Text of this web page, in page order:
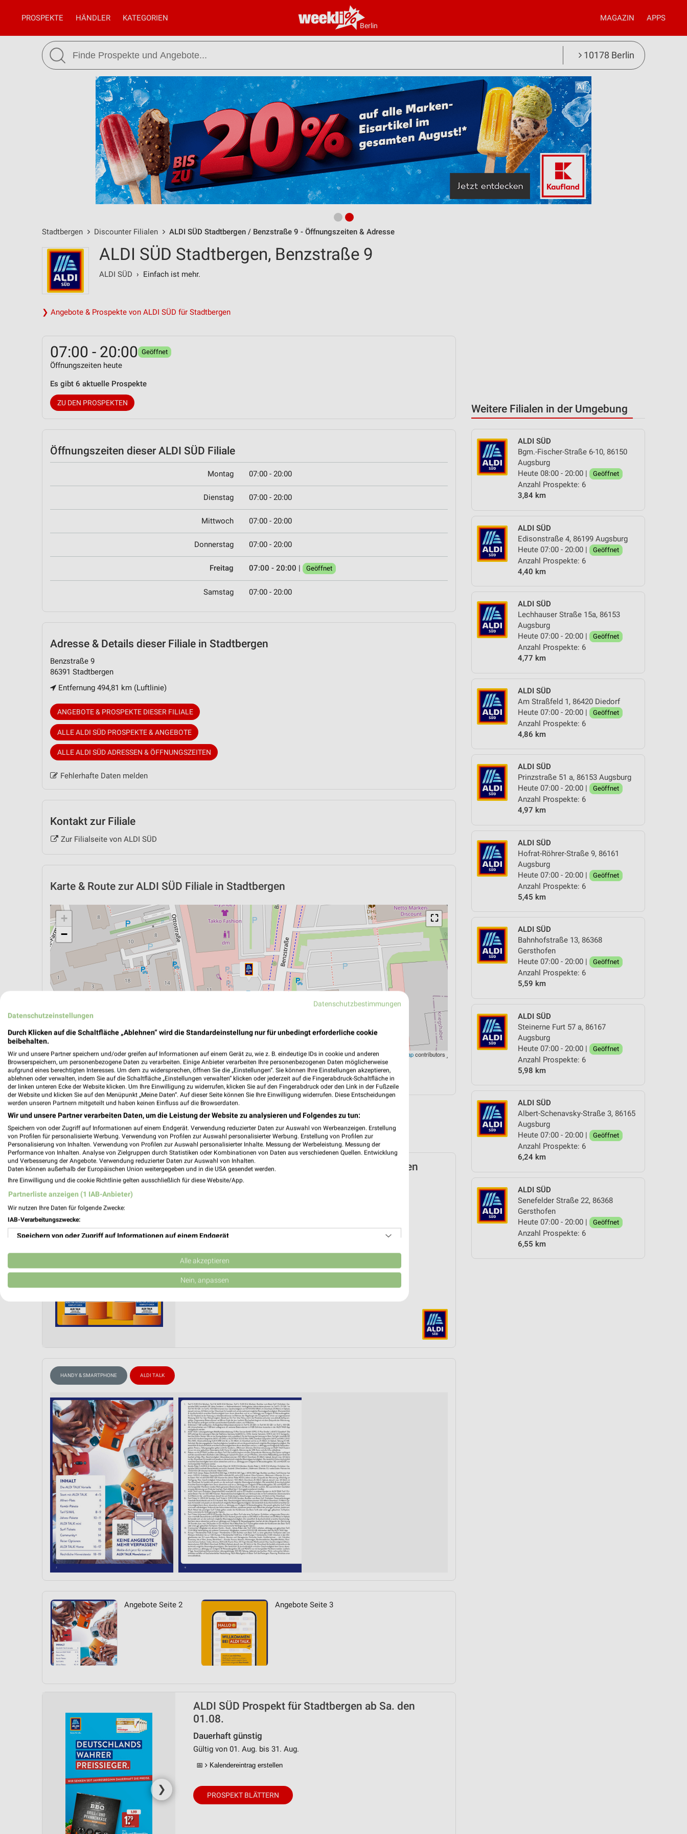
Berlin
PROSPEKTE HÄNDLER KATEGORIEN MAGAZIN APPS
10178 Berlin
Stadtbergen Discounter Filialen ALDI SÜD Stadtbergen / Benzstraße 9 - Öffnungszeiten & Adresse
Weitere Filialen in der Umgebung
ALDI SÜD
Bgm.-Fischer-Straße 6-10, 86150
Augsburg
Heute 08:00 - 20:00 |
Geöffnet
Anzahl Prospekte: 6
3,84 km
ALDI SÜD
Edisonstraße 4, 86199 Augsburg
Heute 07:00 - 20:00 |
Geöffnet
Anzahl Prospekte: 6
4,40 km
ALDI SÜD
Lechhauser Straße 15a, 86153
Augsburg
Heute 07:00 - 20:00 |
Geöffnet
Anzahl Prospekte: 6
4,77 km
ALDI SÜD
Am Straßfeld 1, 86420 Diedorf
Heute 07:00 - 20:00 |
Geöffnet
Anzahl Prospekte: 6
4,86 km
ALDI SÜD
Prinzstraße 51 a, 86153 Augsburg
Heute 07:00 - 20:00 |
Geöffnet
Anzahl Prospekte: 6
4,97 km
ALDI SÜD
Hofrat-Röhrer-Straße 9, 86161
Augsburg
Heute 07:00 - 20:00 |
Geöffnet
Anzahl Prospekte: 6
5,45 km
ALDI SÜD
Bahnhofstraße 13, 86368
Gersthofen
Heute 07:00 - 20:00 |
Geöffnet
Anzahl Prospekte: 6
5,59 km
ALDI SÜD
Steinerne Furt 57 a, 86167
Augsburg
Heute 07:00 - 20:00 |
Geöffnet
Anzahl Prospekte: 6
5,98 km
ALDI SÜD
Albert-Schenavsky-Straße 3, 86165
Augsburg
Heute 07:00 - 20:00 |
Geöffnet
Anzahl Prospekte: 6
6,24 km
ALDI SÜD
Senefelder Straße 22, 86368
Gersthofen
Heute 07:00 - 20:00 |
Geöffnet
Anzahl Prospekte: 6
6,55 km
ALDI SÜD Stadtbergen, Benzstraße 9
ALDI SÜD › Einfach ist mehr.
❯ Angebote & Prospekte von ALDI SÜD für Stadtbergen
07:00 - 20:00 Geöffnet
Öffnungszeiten heute
Es gibt 6 aktuelle Prospekte
ZU DEN PROSPEKTEN
Öffnungszeiten dieser ALDI SÜD Filiale
Montag 07:00 - 20:00
Dienstag 07:00 - 20:00
Mittwoch 07:00 - 20:00
Donnerstag 07:00 - 20:00
Freitag 07:00 - 20:00 | Geöffnet
Samstag 07:00 - 20:00
Adresse & Details dieser Filiale in Stadtbergen
Benzstraße 9
86391 Stadtbergen
Entfernung 494,81 km (Luftlinie)
ANGEBOTE & PROSPEKTE DIESER FILIALE
ALLE ALDI SÜD PROSPEKTE & ANGEBOTE
ALLE ALDI SÜD ADRESSEN & ÖFFNUNGSZEITEN
Fehlerhafte Daten melden
Kontakt zur Filiale
Zur Filialseite von ALDI SÜD
Karte & Route zur ALDI SÜD Filiale in Stadtbergen
⛶
+
−
Leaflet|©OpenStreetMapcontributors
ÖPNV ANZEIGEN LADESÄULEN ANZEIGEN NAVIGATION MIT GOOGLE/IOS MAPS
Aktuelle Angebote in dieser Filiale
Anzahl Prospekte: 6
Letztes Prospektupdate: vor 6 Tagen
❯
ALDI SÜD Prospekt für Stadtbergen ab Mo. den
09.02.
📅 Kalendereintrag erstellen
PROSPEKT BLÄTTERN
HANDY & SMARTPHONE ALDI TALK
Angebote Seite 2 Angebote Seite 3
❯
ALDI SÜD Prospekt für Stadtbergen ab Sa. den
01.08.
Dauerhaft günstig
Gültig von 01. Aug. bis 31. Aug.
📅 Kalendereintrag erstellen
PROSPEKT BLÄTTERN
Datenschutzbestimmungen
Datenschutzeinstellungen
Durch Klicken auf die Schaltfläche „Ablehnen“ wird die Standardeinstellung nur für unbedingt erforderliche cookie
beibehalten.
Wir und unsere Partner speichern und/oder greifen auf Informationen auf einem Gerät zu, wie z. B. eindeutige IDs in cookie und anderen
Browserspeichern, um personenbezogene Daten zu verarbeiten. Einige Anbieter verarbeiten Ihre personenbezogenen Daten möglicherweise
aufgrund eines berechtigten Interesses. Um dem zu widersprechen, öffnen Sie die „Einstellungen“. Sie können Ihre Einstellungen akzeptieren,
ablehnen oder verwalten, indem Sie auf die Schaltfläche „Einstellungen verwalten“ klicken oder jederzeit auf die Fingerabdruck-Schaltfläche in
der linken unteren Ecke der Website klicken. Um Ihre Einwilligung zu widerrufen, klicken Sie auf den Fingerabdruck oder den Link in der Fußzeile
der Website und klicken Sie auf den Menüpunkt „Meine Daten“. Auf dieser Seite können Sie Ihre Einwilligung widerrufen. Diese Entscheidungen
werden unseren Partnern mitgeteilt und haben keinen Einfluss auf die Browserdaten.
Wir und unsere Partner verarbeiten Daten, um die Leistung der Website zu analysieren und Folgendes zu tun:
Speichern von oder Zugriff auf Informationen auf einem Endgerät. Verwendung reduzierter Daten zur Auswahl von Werbeanzeigen. Erstellung
von Profilen für personalisierte Werbung. Verwendung von Profilen zur Auswahl personalisierter Werbung. Erstellung von Profilen zur
Personalisierung von Inhalten. Verwendung von Profilen zur Auswahl personalisierter Inhalte. Messung der Werbeleistung. Messung der
Performance von Inhalten. Analyse von Zielgruppen durch Statistiken oder Kombinationen von Daten aus verschiedenen Quellen. Entwicklung
und Verbesserung der Angebote. Verwendung reduzierter Daten zur Auswahl von Inhalten.
Daten können außerhalb der Europäischen Union weitergegeben und in die USA gesendet werden.
Ihre Einwilligung und die cookie Richtlinie gelten ausschließlich für diese Website/App.
Partnerliste anzeigen (1 IAB-Anbieter)
Wir nutzen Ihre Daten für folgende Zwecke:
IAB-Verarbeitungszwecke:
Speichern von oder Zugriff auf Informationen auf einem Endgerät
Verwendung reduzierter Daten zur Auswahl von Werbeanzeigen
Erstellung von Profilen für personalisierte Werbung
Erstellung von Profilen zur Personalisierung von Inhalten
Messung der Performance von Inhalten
Analyse von Zielgruppen durch Statistiken oder Kombinationen von Daten aus verschiedenen
Entwicklung und Verbesserung der Angebote
Verwendung reduzierter Daten zur Auswahl von Inhalten
IAB-Besonderheiten:
Verwendung genauer Standortdaten
Geräte anhand von aktiv angeforderten Informationen identifizieren
Nicht-IAB-Verarbeitungszwecke:
Performance
Alle akzeptieren
Nein, anpassen